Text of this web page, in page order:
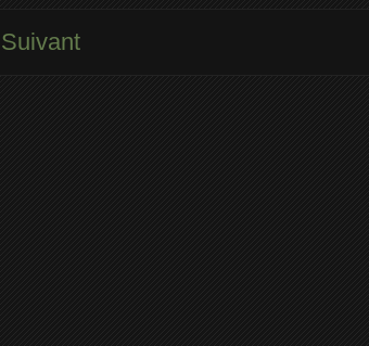
Suivant